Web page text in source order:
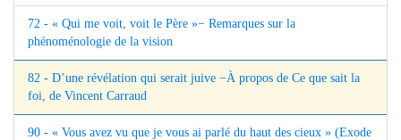
72 - « Qui me voit, voit le Père »− Remarques sur la
phénoménologie de la vision
82 - D’une révélation qui serait juive −À propos de Ce que sait la
foi, de Vincent Carraud
90 - « Vous avez vu que je vous ai parlé du haut des cieux » (Exode